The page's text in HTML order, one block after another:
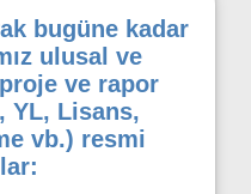
bugüne kadar
ulusal ve
ve rapor
YL, Lisans,
vb.) resmi